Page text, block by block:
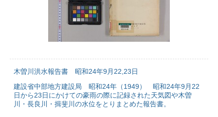
木曽川洪水報告書 昭和24年9月22,23日
建設省中部地方建設局 昭和24年（1949） 昭和24年9月22
日から23日にかけての豪雨の際に記録された天気図や木曽
川・長良川・揖斐川の水位をとりまとめた報告書。